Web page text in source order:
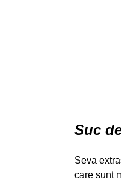
Suc
Seva
care sunt